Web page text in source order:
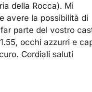
della Rocca). Mi
avere la possibilità di
parte del vostro
occhi azzurri e
Cordiali saluti